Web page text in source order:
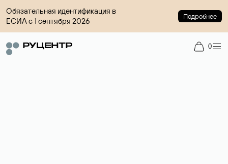
Обязательная идентификация в
ЕСИА с 1 сентября 2026
Подробнее
0